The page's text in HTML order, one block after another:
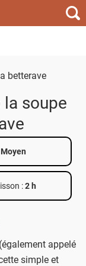
soupe
Moyen
:2 h
appelé
simple et